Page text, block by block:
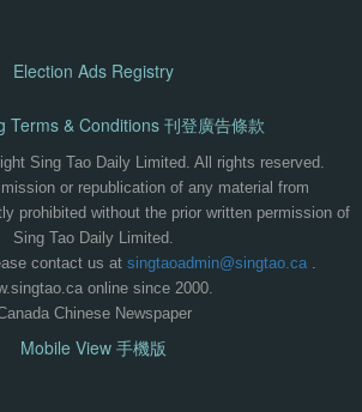
Election Ads Registry
Terms & Conditions 刊登廣告條款
Sing Tao Daily Limited. All rights reserved.
or republication of any material from
prohibited without the prior written permission of
Sing Tao Daily Limited.
contact us at singtaoadmin@singtao.ca.
online since 2000.
Chinese Newspaper
Mobile View 手機版